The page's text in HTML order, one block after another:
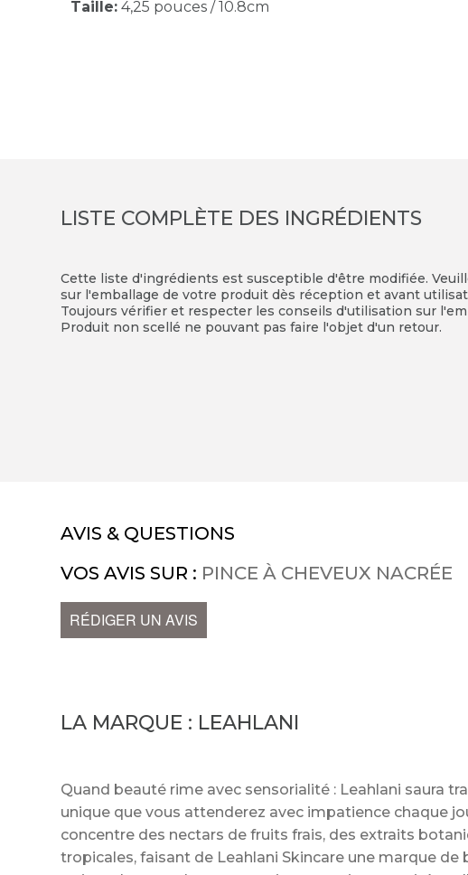
Taille: 4,25 pouces / 10.8cm
LISTE COMPLÈTE DES INGRÉDIENTS
Cette liste d'ingrédients est susceptible d'être modifiée.
sur l'emballage de votre produit dès réception et avant
Toujours vérifier et respecter les conseils d'utilisation sur
Produit non scellé ne pouvant pas faire l'objet d'un retour.
AVIS & QUESTIONS
VOS AVIS SUR : PINCE À CHEVEUX NACRÉE
RÉDIGER UN AVIS
LA MARQUE : LEAHLANI
Quand beauté rime avec sensorialité : Leahlani saura
unique que vous attenderez avec impatience chaque
concentre des nectars de fruits frais, des extraits
tropicales, faisant de Leahlani Skincare une marque